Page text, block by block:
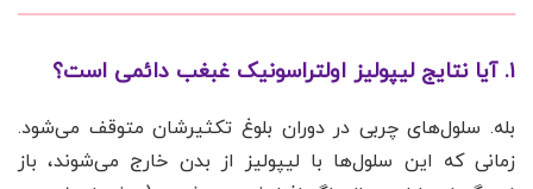
۱. آیا نتایج لیپولیز اولتراسونیک غبغب دائمی است؟
بله. سلول‌های چربی در دوران بلوغ تکثیرشان متوقف می‌شود.
زمانی که این سلول‌ها با لیپولیز از بدن خارج می‌شوند، باز